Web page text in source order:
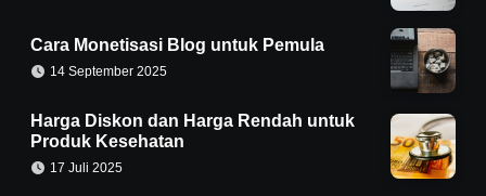
Cara Monetisasi Blog untuk Pemula
14 September 2025
Harga Diskon dan Harga Rendah untuk
Produk Kesehatan
17 Juli 2025